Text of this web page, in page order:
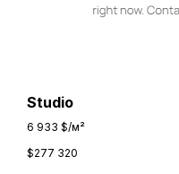
Studio
6 933 $/м²
$277 320